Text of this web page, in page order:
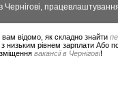
відомо, як складно знайти
рівнем зарплати Або
вакансії в Чернігові!